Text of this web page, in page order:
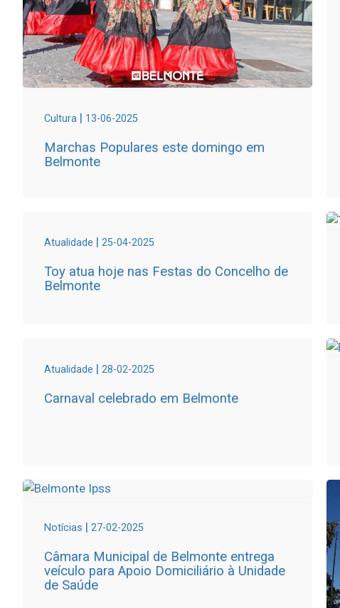
Cultura | 13-06-2025
Marchas Populares este domingo em
Belmonte
Atualidade | 25-04-2025
Toy atua hoje nas Festas do Concelho de
Belmonte
Atualidade | 28-02-2025
Carnaval celebrado em Belmonte
Notícias | 27-02-2025
Câmara Municipal de Belmonte entrega
veículo para Apoio Domiciliário à Unidade
de Saúde